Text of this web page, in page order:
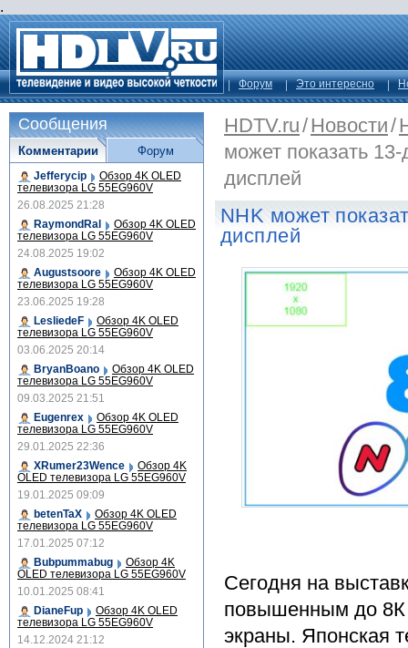
.
Форум Это интересно
HDTV.ru/Новости/
может показать
дисплей
NHK может
дисплей
Сегодня на
повышенным до 8К
экраны. Японская
Сообщения
Комментарии
Jefferycip Обзор 4K OLED
телевизора LG 55EG960V
26.08.2025 21:28
RaymondRal
Обзор 4K OLED
телевизора LG 55EG960V
24.08.2025 19:02
Augustsoore
Обзор 4K OLED
телевизора LG 55EG960V
23.06.2025 19:28
LesliedeF
Обзор 4K OLED
телевизора LG 55EG960V
03.06.2025 20:14
BryanBoano
Обзор 4K OLED
телевизора LG 55EG960V
09.03.2025 21:51
Eugenrex
Обзор 4K OLED
телевизора LG 55EG960V
29.01.2025 22:36
XRumer23Wence
Обзор 4K
OLED телевизора LG 55EG960V
19.01.2025 09:09
betenTaX
Обзор 4K OLED
телевизора LG 55EG960V
17.01.2025 07:12
Bubpummabug
Обзор 4K
OLED телевизора LG 55EG960V
10.01.2025 08:41
DianeFup
Обзор 4K OLED
телевизора LG 55EG960V
14.12.2024 21:12
Форум